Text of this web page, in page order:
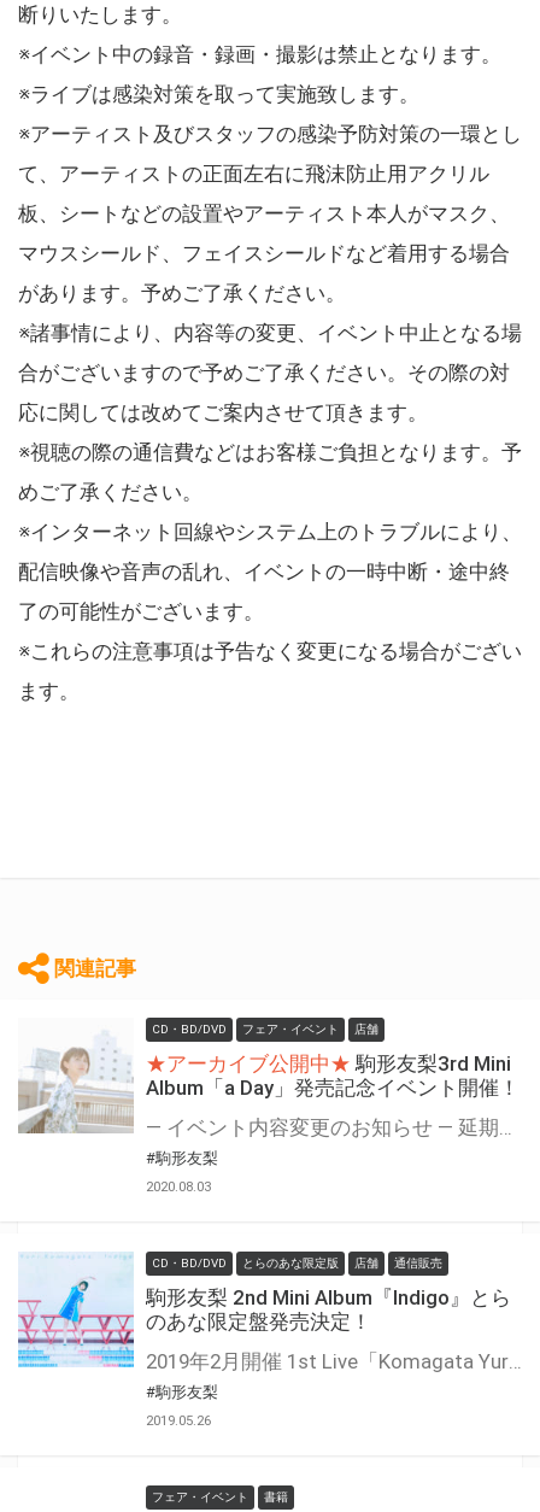
断りいたします。
※イベント中の録音・録画・撮影は禁止となります。
※ライブは感染対策を取って実施致します。
※アーティスト及びスタッフの感染予防対策の一環とし
て、アーティストの正面左右に飛沫防止用アクリル
板、シートなどの設置やアーティスト本人がマスク、
マウスシールド、フェイスシールドなど着用する場合
があります。予めご了承ください。
※諸事情により、内容等の変更、イベント中止となる場
合がございますので予めご了承ください。その際の対
応に関しては改めてご案内させて頂きます。
※視聴の際の通信費などはお客様ご負担となります。予
めご了承ください。
※インターネット回線やシステム上のトラブルにより、
配信映像や音声の乱れ、イベントの一時中断・途中終
了の可能性がございます。
※これらの注意事項は予告なく変更になる場合がござい
ます。
関連記事
CD・BD/DVD フェア・イベント 店舗
★アーカイブ公開中★ 駒形友梨3rd Mini
Album「a Day」発売記念イベント開催！
― イベント内容変更のお知らせ ― 延期となっておりました駒形友梨3rd Mini Album「a Day」発売イベントにつきまして、 実施に向けて様々な検討を重ねてまいりましたが、「新型コロナウイルス」感染拡大防止の観点から、 主催者様と弊社にて協議の結果、お客様ならびにアーティストの健康と安全を最優先とし、 イベント内容を変更とさせて頂きます。 イベントへの参加を楽しみにされていたお客様には、多大なるご迷惑をおかけいたしますこと、 心よりお詫び申し上げます。 何卒ご理解を賜りますようお願い申し上げます。 ——————————————————————————————- ミニアルバム「〔CORE〕」「Indigo」でアーティストとしての世界観と「歌声」の良さを確立した 駒形友梨さん待望の3rd Mini Album「a Day」の発売が3月4日にリリース決定！ さらにとらのあなでは「a Day」発売を記念したイベントも開催決定しました！ 内容は「ミニライブ＆特典お渡し会」の豪華二本立てでお届け致します！ 下記内容をご確認の上、奮ってご参加下さい！
#駒形友梨
2020.08.03
CD・BD/DVD とらのあな限定版 店舗 通信販売
駒形友梨 2nd Mini Album『Indigo』とら
のあな限定盤発売決定！
2019年2月開催 1st Live「Komagata Yuri 1st Live ～starting in the〔CORE〕～」も大成功に収め アーティストとしても確実に歩む駒形友梨さん待望の2ndミニアルバム「Indigo」の発売が決定！ 高い歌唱力と表現力、唯一無二の透き通る歌声を持つ 「アーティスト・駒形友梨」の魅力を余すことなく詰め込んだミニアルバムとなります！ 更に、2ndミニアルバム「Indigo」とらのあな限定盤 の発売が決定しました！ とらのあな限定盤は「特典CD」が付属！ファンなら確実におさえたいアイテムとなります！ 是非とも、とらのあな対象店舗でご予約・ご購入をお待ちしております♪♪
#駒形友梨
2019.05.26
フェア・イベント 書籍